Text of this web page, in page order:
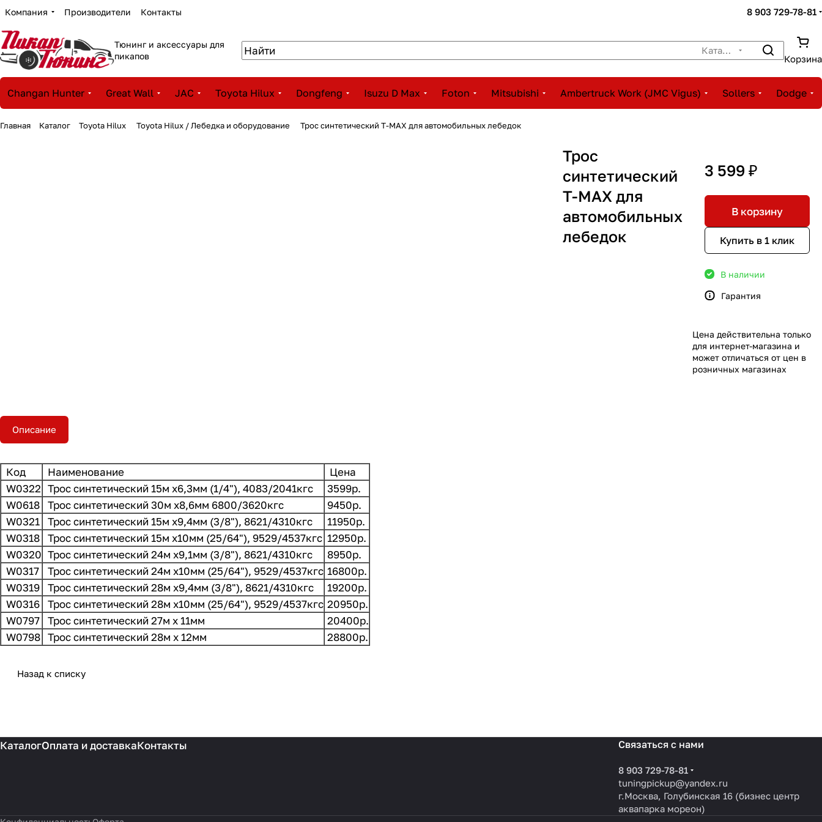
Компания Производители Контакты 8 903 729-78-81
Тюнинг и аксессуары для
пикапов
Корзина
Changan Hunter Great Wall JAC Toyota Hilux Dongfeng Isuzu D Max Foton Mitsubishi Ambertruck Work (JMC Vigus) Sollers Dodge
Главная Каталог Toyota Hilux Toyota Hilux / Лебедка и оборудование Трос синтетический T-MAX для автомобильных лебедок
Трос
синтетический
T-MAX для
автомобильных
лебедок
3 599 ₽
В корзину
Купить в 1 клик
В наличии
Гарантия
Цена действительна только
для интернет-магазина и
может отличаться от цен в
розничных магазинах
Описание
Код Наименование
Цена
W0322 Трос синтетический 15м x6,3мм (1/4"), 4083/2041кгс
3599р.
W0618
Трос синтетический 30м x8,6мм 6800/3620кгс
9450р.
W0321
Трос синтетический 15м x9,4мм (3/8"), 8621/4310кгс
11950р.
W0318
Трос синтетический 15м x10мм (25/64"), 9529/4537кгс 12950р.
W0320 Трос синтетический 24м x9,1мм (3/8"), 8621/4310кгс
8950р.
W0317
Трос синтетический 24м x10мм (25/64"), 9529/4537кгс 16800р.
W0319
Трос синтетический 28м x9,4мм (3/8"), 8621/4310кгс
19200р.
W0316
Трос синтетический 28м x10мм (25/64"), 9529/4537кгс 20950р.
W0797
Трос синтетический 27м х 11мм
20400р.
W0798 Трос синтетический 28м х 12мм 28800р.
Назад к списку
КаталогОплата и доставкаКонтакты Связаться с нами
8 903 729-78-81
tuningpickup@yandex.ru
г.Москва, Голубинская 16 (бизнес центр
аквапарка мореон)